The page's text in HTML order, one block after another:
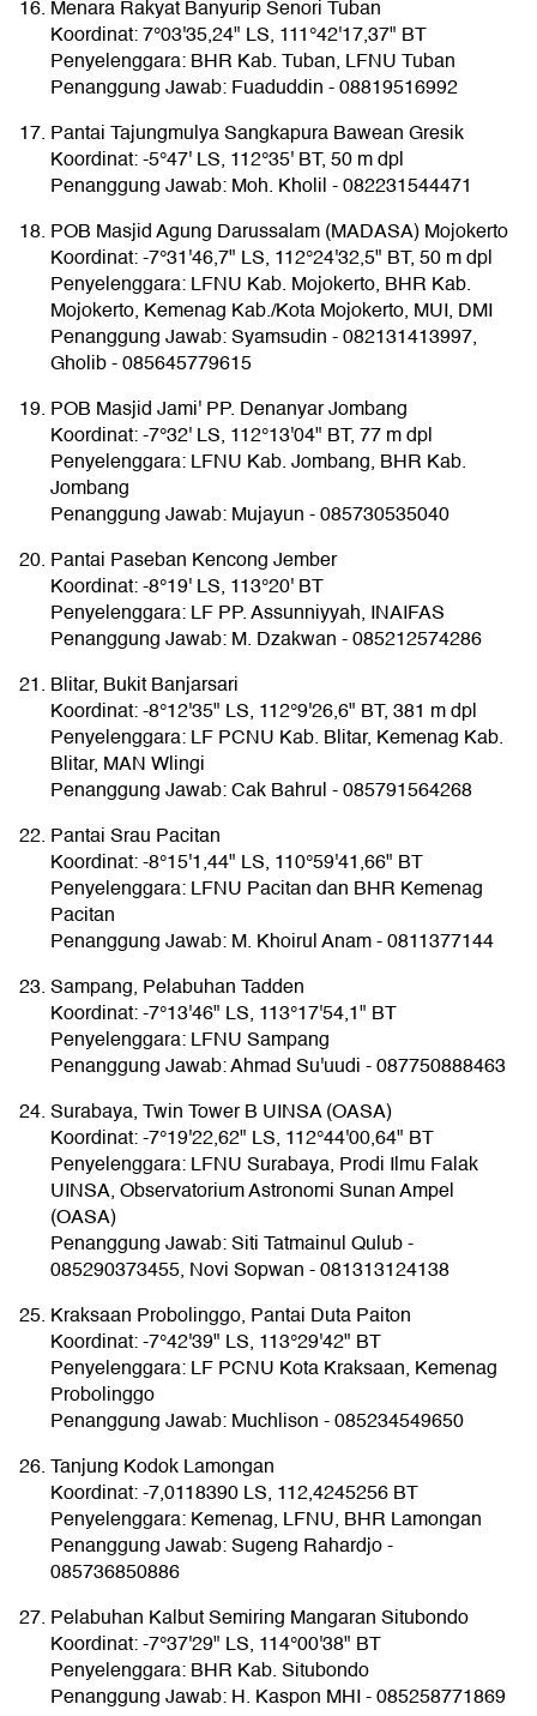
Menara Rakyat Banyurip Senori Tuban
Koordinat: 7°03'35,24" LS, 111°42'17,37" BT
Penyelenggara: BHR Kab. Tuban, LFNU Tuban
Penanggung Jawab: Fuaduddin - 08819516992
Pantai Tajungmulya Sangkapura Bawean Gresik
Koordinat: -5°47' LS, 112°35' BT, 50 m dpl
Penanggung Jawab: Moh. Kholil - 082231544471
POB Masjid Agung Darussalam (MADASA) Mojokerto
Koordinat: -7°31'46,7" LS, 112°24'32,5" BT, 50 m dpl
Penyelenggara: LFNU Kab. Mojokerto, BHR Kab.
Mojokerto, Kemenag Kab./Kota Mojokerto, MUI, DMI
Penanggung Jawab: Syamsudin - 082131413997,
Gholib - 085645779615
POB Masjid Jami' PP. Denanyar Jombang
Koordinat: -7°32' LS, 112°13'04" BT, 77 m dpl
Penyelenggara: LFNU Kab. Jombang, BHR Kab.
Jombang
Penanggung Jawab: Mujayun - 085730535040
Pantai Paseban Kencong Jember
Koordinat: -8°19' LS, 113°20' BT
Penyelenggara: LF PP. Assunniyyah, INAIFAS
Penanggung Jawab: M. Dzakwan - 085212574286
Blitar, Bukit Banjarsari
Koordinat: -8°12'35" LS, 112°9'26,6" BT, 381 m dpl
Penyelenggara: LF PCNU Kab. Blitar, Kemenag Kab.
Blitar, MAN Wlingi
Penanggung Jawab: Cak Bahrul - 085791564268
Pantai Srau Pacitan
Koordinat: -8°15'1,44" LS, 110°59'41,66" BT
Penyelenggara: LFNU Pacitan dan BHR Kemenag
Pacitan
Penanggung Jawab: M. Khoirul Anam - 0811377144
Sampang, Pelabuhan Tadden
Koordinat: -7°13'46" LS, 113°17'54,1" BT
Penyelenggara: LFNU Sampang
Penanggung Jawab: Ahmad Su'uudi - 087750888463
Surabaya, Twin Tower B UINSA (OASA)
Koordinat: -7°19'22,62" LS, 112°44'00,64" BT
Penyelenggara: LFNU Surabaya, Prodi Ilmu Falak
UINSA, Observatorium Astronomi Sunan Ampel
(OASA)
Penanggung Jawab: Siti Tatmainul Qulub -
085290373455, Novi Sopwan - 081313124138
Kraksaan Probolinggo, Pantai Duta Paiton
Koordinat: -7°42'39" LS, 113°29'42" BT
Penyelenggara: LF PCNU Kota Kraksaan, Kemenag
Probolinggo
Penanggung Jawab: Muchlison - 085234549650
Tanjung Kodok Lamongan
Koordinat: -7,0118390 LS, 112,4245256 BT
Penyelenggara: Kemenag, LFNU, BHR Lamongan
Penanggung Jawab: Sugeng Rahardjo -
085736850886
Pelabuhan Kalbut Semiring Mangaran Situbondo
Koordinat: -7°37'29" LS, 114°00'38" BT
Penyelenggara: BHR Kab. Situbondo
Penanggung Jawab: H. Kaspon MHI - 085258771869